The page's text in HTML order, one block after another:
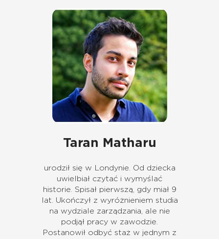
Taran Matharu
urodził się w Londynie. Od dziecka
uwielbiał czytać i wymyślać
historie. Spisał pierwszą, gdy miał 9
lat. Ukończył z wyróżnieniem studia
na wydziale zarządzania, ale nie
podjął pracy w zawodzie.
Postanowił odbyć staż w jednym z